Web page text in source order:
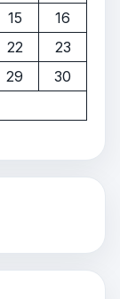
15
16
22
23
29
30